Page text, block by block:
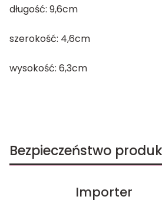
długość: 9,6cm
szerokość: 4,6cm
wysokość: 6,3cm
Bezpieczeństwo
Importer